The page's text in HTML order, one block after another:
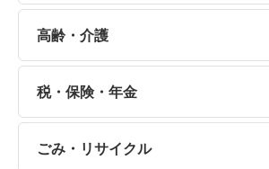
高齢・介護
税・保険・年金
ごみ・リサイクル